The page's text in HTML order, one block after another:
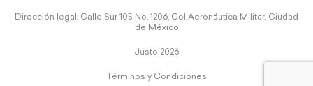
Dirección legal: Calle Sur 105 No. 1206, Col Aeronáutica Militar, Ciudad
de México
Justo 2026
Términos y Condiciones